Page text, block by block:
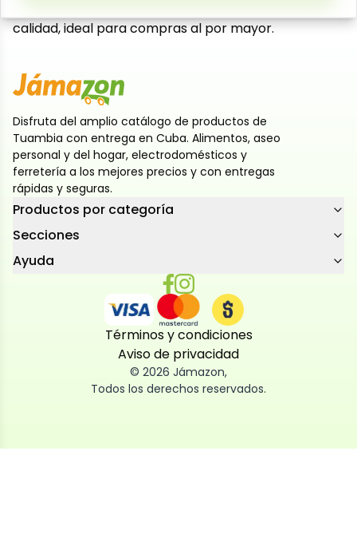
calidad, ideal para compras al por mayor.
Disfruta del amplio catálogo de productos de
Tuambia con entrega en Cuba. Alimentos, aseo
personal y del hogar, electrodomésticos y
ferretería a los mejores precios y con entregas
rápidas y seguras.
Productos por categoría
Secciones
Ayuda
Términos y condiciones
Aviso de privacidad
© 2026 Jámazon,
Todos los derechos reservados.